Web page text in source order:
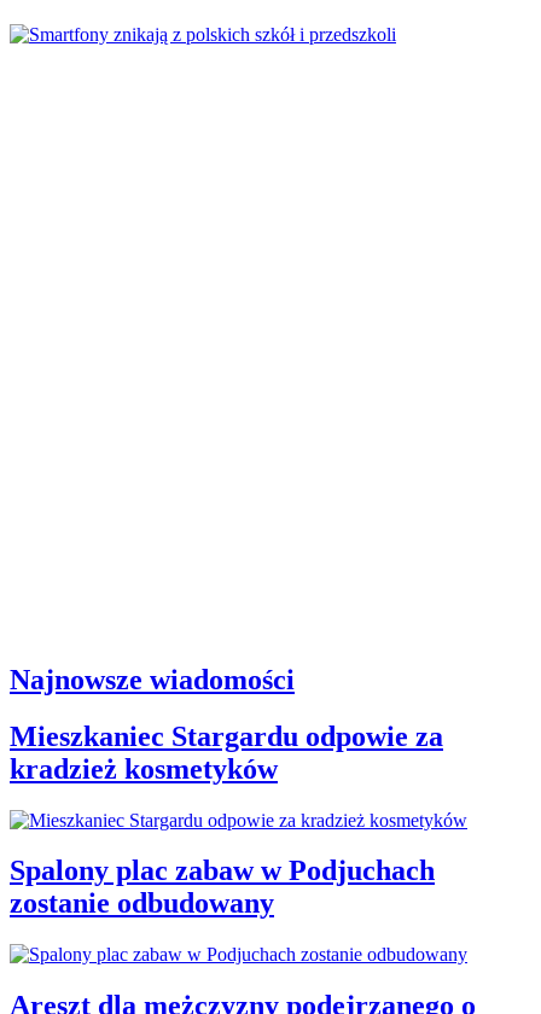
Najnowsze wiadomości
Mieszkaniec Stargardu odpowie za
kradzież kosmetyków
Spalony plac zabaw w Podjuchach
zostanie odbudowany
Areszt dla mężczyzny podejrzanego o